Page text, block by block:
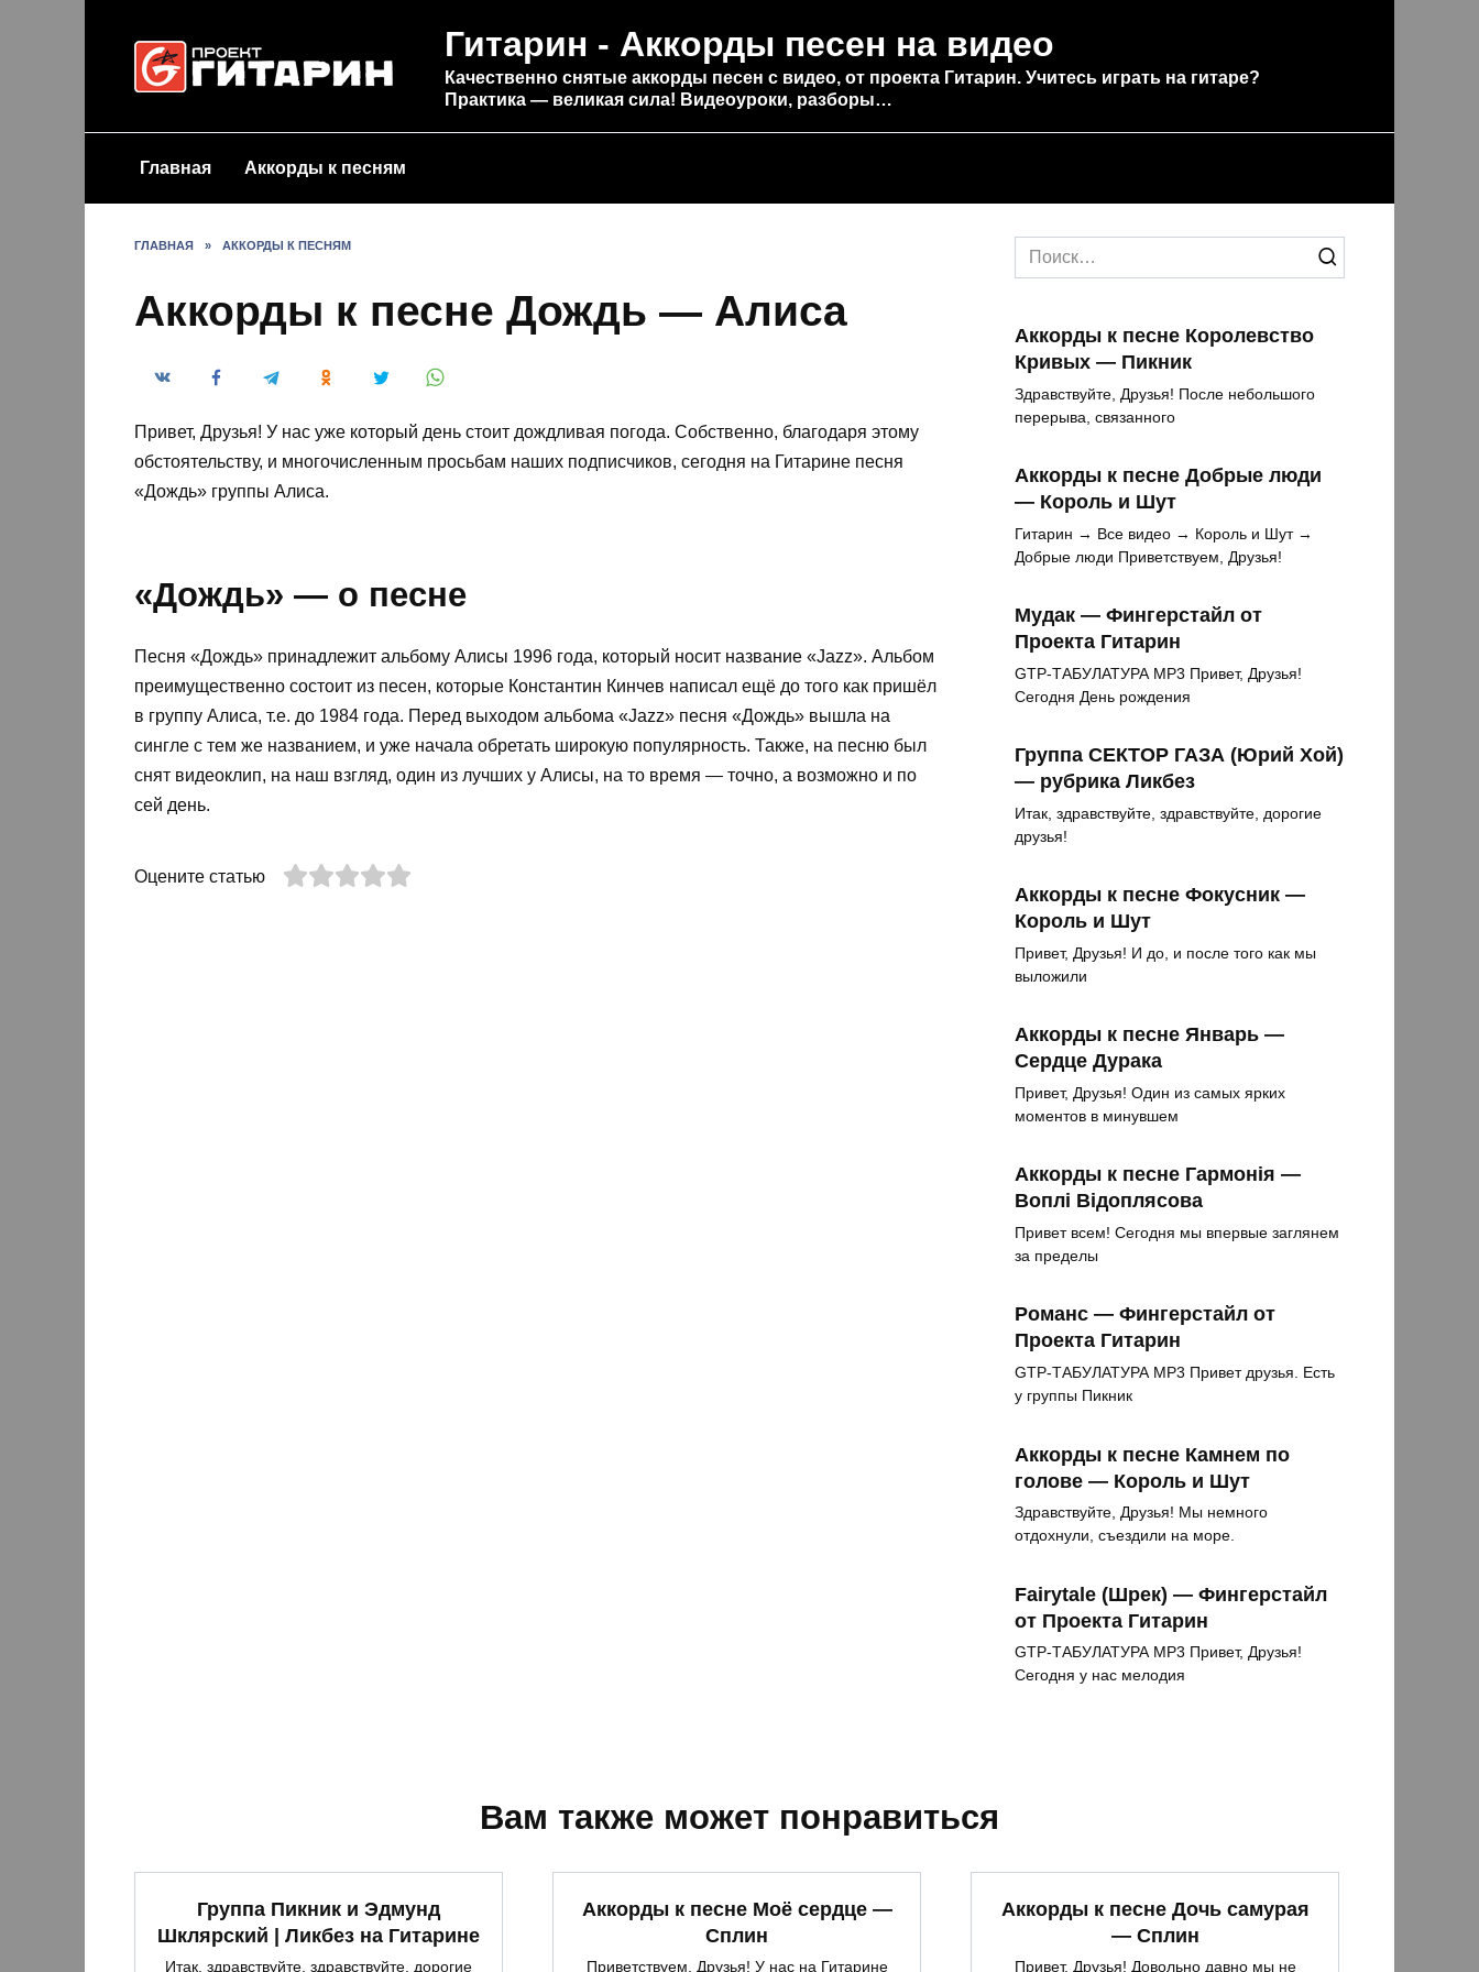
Гитарин - Аккорды песен на видео
Качественно снятые аккорды песен с видео, от проекта Гитарин. Учитесь играть на гитаре?
Практика — великая сила! Видеоуроки, разборы…
Главная Аккорды к песням
ГЛАВНАЯ » АККОРДЫ К ПЕСНЯМ
Аккорды к песне Дождь — Алиса
Привет, Друзья! У нас уже который день стоит дождливая погода. Собственно, благодаря этому
обстоятельству, и многочисленным просьбам наших подписчиков, сегодня на Гитарине песня
«Дождь» группы Алиса.
«Дождь» — о песне
Песня «Дождь» принадлежит альбому Алисы 1996 года, который носит название «Jazz». Альбом
преимущественно состоит из песен, которые Константин Кинчев написал ещё до того как пришёл
в группу Алиса, т.е. до 1984 года. Перед выходом альбома «Jazz» песня «Дождь» вышла на
сингле с тем же названием, и уже начала обретать широкую популярность. Также, на песню был
снят видеоклип, на наш взгляд, один из лучших у Алисы, на то время — точно, а возможно и по
сей день.
Оцените статью
Search
for:
Аккорды к песне Королевство
Кривых — Пикник
Здравствуйте, Друзья! После небольшого
перерыва, связанного
Аккорды к песне Добрые люди
— Король и Шут
Гитарин → Все видео → Король и Шут →
Добрые люди Приветствуем, Друзья!
Мудак — Фингерстайл от
Проекта Гитарин
GTP-ТАБУЛАТУРА MP3 Привет, Друзья!
Сегодня День рождения
Группа СЕКТОР ГАЗА (Юрий Хой)
— рубрика Ликбез
Итак, здравствуйте, здравствуйте, дорогие
друзья!
Аккорды к песне Фокусник —
Король и Шут
Привет, Друзья! И до, и после того как мы
выложили
Аккорды к песне Январь —
Сердце Дурака
Привет, Друзья! Один из самых ярких
моментов в минувшем
Аккорды к песне Гармонія —
Воплі Відоплясова
Привет всем! Сегодня мы впервые заглянем
за пределы
Романс — Фингерстайл от
Проекта Гитарин
GTP-ТАБУЛАТУРА MP3 Привет друзья. Есть
у группы Пикник
Аккорды к песне Камнем по
голове — Король и Шут
Здравствуйте, Друзья! Мы немного
отдохнули, съездили на море.
Fairytale (Шрек) — Фингерстайл
от Проекта Гитарин
GTP-ТАБУЛАТУРА MP3 Привет, Друзья!
Сегодня у нас мелодия
Вам также может понравиться
Группа Пикник и Эдмунд
Шклярский | Ликбез на Гитарине
Итак, здравствуйте, здравствуйте, дорогие
Аккорды к песне Моё сердце —
Сплин
Приветствуем, Друзья! У нас на Гитарине
Аккорды к песне Дочь самурая
— Сплин
Привет, Друзья! Довольно давно мы не